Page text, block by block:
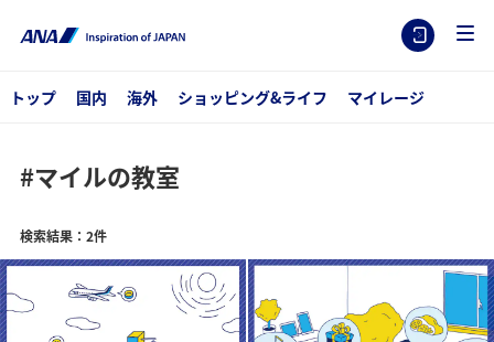
トップ 国内 海外 ショッピング&ライフ マイレージ
#マイルの教室
検索結果：2件